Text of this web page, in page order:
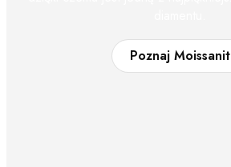
Poznaj Moissanit